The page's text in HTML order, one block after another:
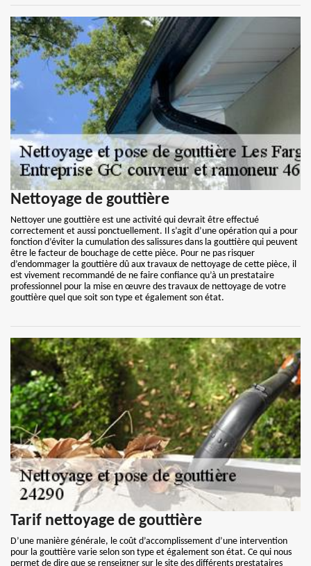
Nettoyage de gouttière
Nettoyer une gouttière est une activité qui devrait être effectué
correctement et aussi ponctuellement. Il s’agit d’une opération qui a pour
fonction d’éviter la cumulation des salissures dans la gouttière qui peuvent
être le facteur de bouchage de cette pièce. Pour ne pas risquer
d’endommager la gouttière dû aux travaux de nettoyage de cette pièce, il
est vivement recommandé de ne faire confiance qu’à un prestataire
professionnel pour la mise en œuvre des travaux de nettoyage de votre
gouttière quel que soit son type et également son état.
Tarif nettoyage de gouttière
D’une manière générale, le coût d’accomplissement d’une intervention
pour la gouttière varie selon son type et également son état. Ce qui nous
permet de dire que se renseigner sur le site des différents prestataires